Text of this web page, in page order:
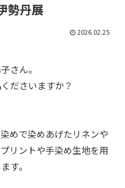
勢丹展
2026.02.25
さん。
ださいますか？
めで染めあげたリネンや
リントや手染め生地を用
す。